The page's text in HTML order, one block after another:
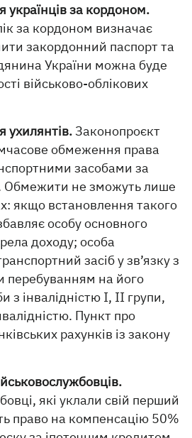
за кордоном.
за кордоном визначає
закордонний паспорт та
України можна буде
військово-облікових
Законопроєкт
обмеження права
засобами за
Обмежити не зможуть лише
якщо встановлення такого
особу основного
доходу; особа
засіб у зв’язку з
перебуванням на його
з інвалідністю I, II групи,
Пункт про
рахунків із закону
які уклали свій перший
право на компенсацію 50%